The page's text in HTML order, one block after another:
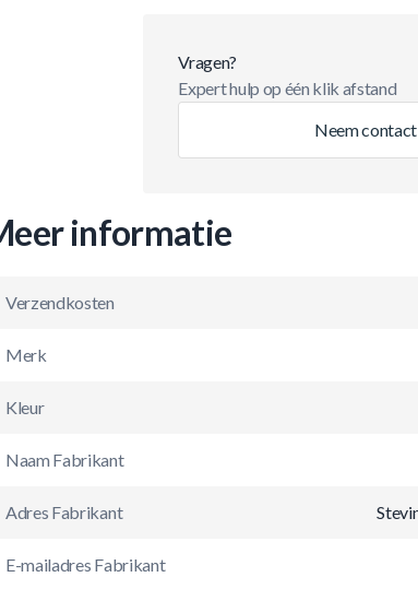
Vragen?
Expert hulp op één klik afstand
Neem
informatie
Verzendkosten
Merk
Kleur
Naam Fabrikant
Adres Fabrikant
E-mailadres Fabrikant